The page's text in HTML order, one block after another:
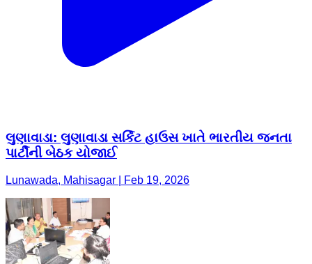
લુણાવાડા: લુણાવાડા સર્કિટ હાઉસ ખાતે ભારતીય જનતા
પાર્ટીની બેઠક યોજાઈ
Lunawada, Mahisagar | Feb 19, 2026